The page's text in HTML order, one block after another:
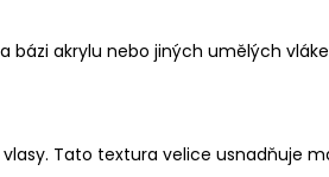
bázi akrylu nebo jiných umělých
Tato textura velice usnadňuje